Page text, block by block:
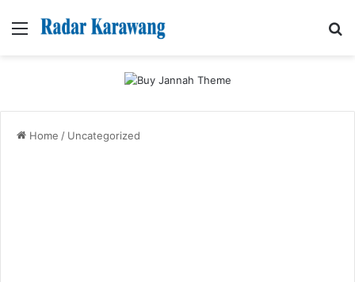
Menu
Home / Uncategorized